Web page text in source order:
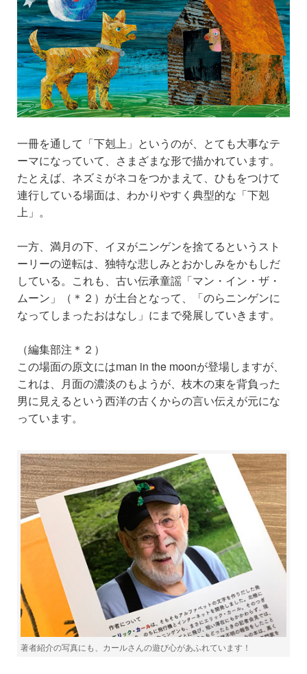
一冊を通して「下剋上」というのが、とても大事なテ
ーマになっていて、さまざまな形で描かれています。
たとえば、ネズミがネコをつかまえて、ひもをつけて
連行している場面は、わかりやすく典型的な「下剋
上」。
一方、満月の下、イヌがニンゲンを捨てるというスト
ーリーの逆転は、独特な悲しみとおかしみをかもしだ
している。これも、古い伝承童謡「マン・イン・ザ・
ムーン」（＊２）が土台となって、「のらニンゲンに
なってしまったおはなし」にまで発展していきます。
（編集部注＊２）
この場面の原文にはman in the moonが登場しますが、
これは、月面の濃淡のもようが、枝木の束を背負った
男に見えるという西洋の古くからの言い伝えが元にな
っています。
著者紹介の写真にも、カールさんの遊び心があふれています！